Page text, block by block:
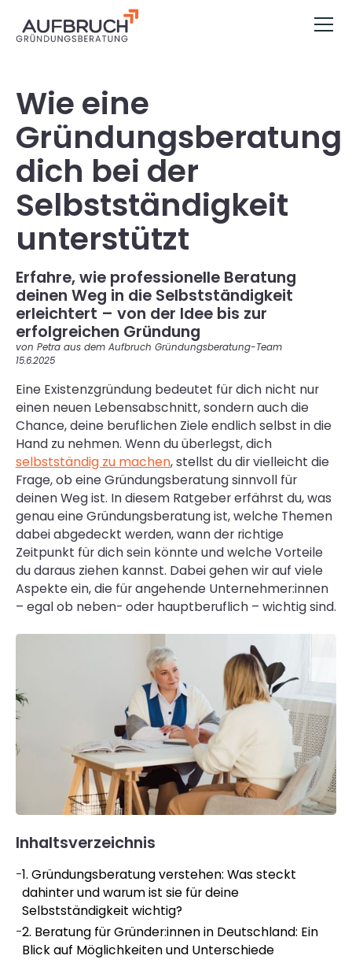
Wie eine
Gründungsberatung
dich bei der
Selbstständigkeit
unterstützt
Erfahre, wie professionelle Beratung
deinen Weg in die Selbstständigkeit
erleichtert – von der Idee bis zur
erfolgreichen Gründung
von Petra aus dem Aufbruch Gründungsberatung-Team
15.6.2025
Eine Existenzgründung bedeutet für dich nicht nur
einen neuen Lebensabschnitt, sondern auch die
Chance, deine beruflichen Ziele endlich selbst in die
Hand zu nehmen. Wenn du überlegst, dich
selbstständig zu machen, stellst du dir vielleicht die
Frage, ob eine Gründungsberatung sinnvoll für
deinen Weg ist. In diesem Ratgeber erfährst du, was
genau eine Gründungsberatung ist, welche Themen
dabei abgedeckt werden, wann der richtige
Zeitpunkt für dich sein könnte und welche Vorteile
du daraus ziehen kannst. Dabei gehen wir auf viele
Aspekte ein, die für angehende Unternehmer:innen
– egal ob neben- oder hauptberuflich – wichtig sind.
Inhaltsverzeichnis
-1. Gründungsberatung verstehen: Was steckt
dahinter und warum ist sie für deine
Selbstständigkeit wichtig?
-2. Beratung für Gründer:innen in Deutschland: Ein
Blick auf Möglichkeiten und Unterschiede